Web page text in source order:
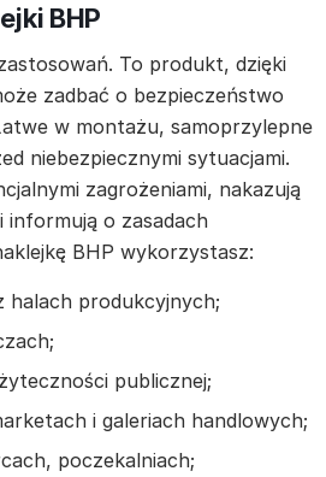
BHP
To produkt, dzięki
zadbać o bezpieczeństwo
w montażu, samoprzylepne
niebezpiecznymi sytuacjami.
zagrożeniami, nakazują
informują o zasadach
BHP wykorzystasz:
halach produkcyjnych;
publicznej;
i galeriach handlowych;
poczekalniach;